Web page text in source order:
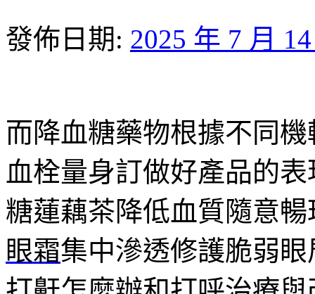
發佈日期: 2025 年 7 月
而降血糖藥物根據不同機
血栓量身訂做好產品的
糖蓮藕茶降低血質隨意
眼霜集中滲透修護脆弱